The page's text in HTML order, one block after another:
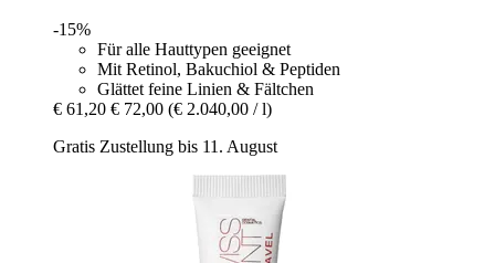
-15%
Für alle Hauttypen geeignet
Mit Retinol, Bakuchiol & Peptiden
Glättet feine Linien & Fältchen
€ 61,20 € 72,00 (€ 2.040,00 / l)
Gratis Zustellung bis 11. August